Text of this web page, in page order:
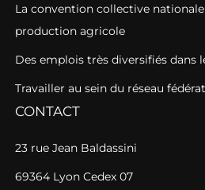
La convention collective
production agricole
Des emplois très diversifiés dans
Travailler au sein du réseau
CONTACT
23 rue Jean Baldassini
69364 Lyon Cedex 07